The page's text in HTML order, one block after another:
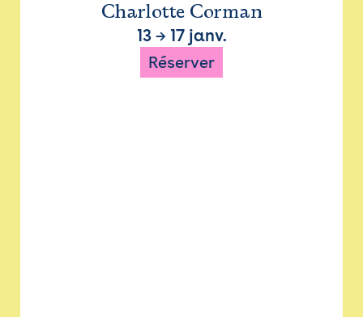
Charlotte Corman
13→ 17 janv.
Réserver